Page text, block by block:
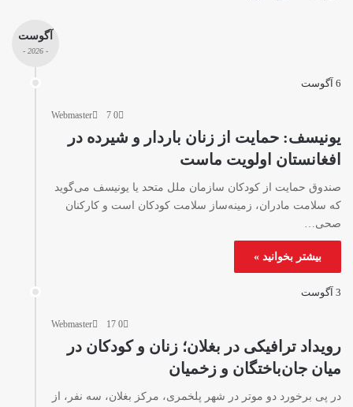
آگوست
- 2026 -
6 آگوست
Webmaster 0
یونیسف: حمایت از زنان باردار و شیرده در
افغانستان اولویت ماست
صندوق حمایت از کودکان سازمان ملل متحد یا یونیسف می‌گوید
که سلامت مادران، زمینه‌ساز سلامت کودکان است و کارکنان
صحی…
بیشتر بخوانید »
3 آگوست
Webmaster 0
رویداد ترافیکی در بغلان؛ زنان و کودکان در
میان جان‌باختگان و زخمیان
در پی برخورد دو موتر در شهر پلخمری، مرکز بغلان، سه نفر، از